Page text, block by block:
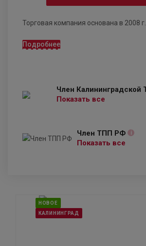
Торговая компания основана в 2008 г.
Подробнее
Член Калининградской
Показать все
Член ТПП РФ i
Показать все
НОВОЕ
КАЛИНИНГРАД